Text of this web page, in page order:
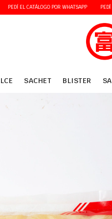
CATÁLOGO POR WHATSAPP PEDÍ EL
SACHET BLISTER